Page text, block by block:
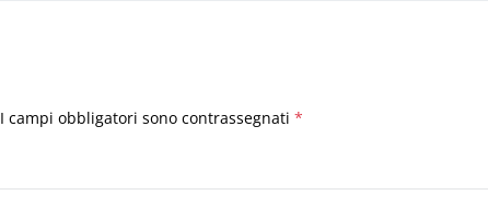
I campi obbligatori sono contrassegnati *